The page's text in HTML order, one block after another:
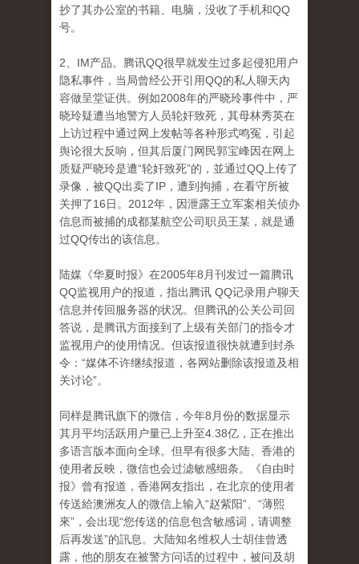
抄了其办公室的书籍、电脑，没收了手机和QQ
号。
2、IM产品。腾讯QQ很早就发生过多起侵犯用户
隐私事件，当局曾经公开引用QQ的私人聊天內
容做呈堂证供。例如2008年的严晓玲事件中，严
晓玲疑遭当地警方人员轮奸致死，其母林秀英在
上访过程中通过网上发帖等各种形式鸣冤，引起
舆论很大反响，但其后厦门网民郭宝峰因在网上
质疑严晓玲是遭“轮奸致死”的，並通过QQ上传了
录像，被QQ出卖了IP，遭到拘捕，在看守所被
关押了16日。2012年，因泄露王立军案相关侦办
信息而被捕的成都某航空公司职员王某，就是通
过QQ传出的该信息。
陆媒《华夏时报》在2005年8月刊发过一篇腾讯
QQ监视用户的报道，指出腾讯 QQ记录用户聊天
信息并传回服务器的状况。但腾讯的公关公司回
答说，是腾讯方面接到了上级有关部门的指令才
监视用户的使用情况。但该报道很快就遭到封杀
令：“媒体不许继续报道，各网站删除该报道及相
关讨论”。
同样是腾讯旗下的微信，今年8月份的数据显示
其月平均活跃用户量已上升至4.38亿，正在推出
多语言版本面向全球。但早有很多大陆、香港的
使用者反映，微信也会过滤敏感细条。《自由时
报》曾有报道，香港网友指出，在北京的使用者
传送給澳洲友人的微信上输入“赵紫阳”、“薄熙
來”，会出现“您传送的信息包含敏感词，请调整
后再发送”的訊息。大陆知名维权人士胡佳曾透
露，他的朋友在被警方问话的过程中，被问及胡